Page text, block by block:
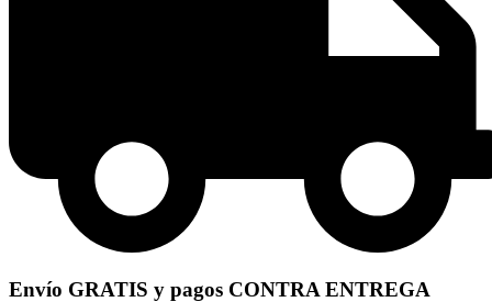
Envío GRATIS y pagos CONTRA ENTREGA